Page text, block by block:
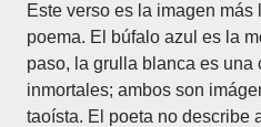
Este verso es la imagen
poema. El búfalo azul es la
paso, la grulla blanca es una
inmortales; ambos son
taoísta. El poeta no describe